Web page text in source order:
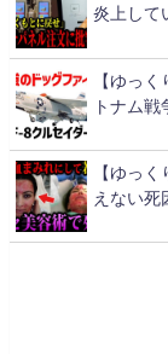
炎上して
【ゆっ
トナム
【ゆっ
えない死